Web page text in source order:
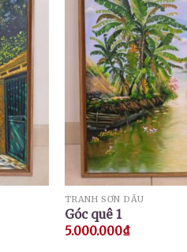
TRANH SƠN DẦU
Góc quê 1
5.000.000₫